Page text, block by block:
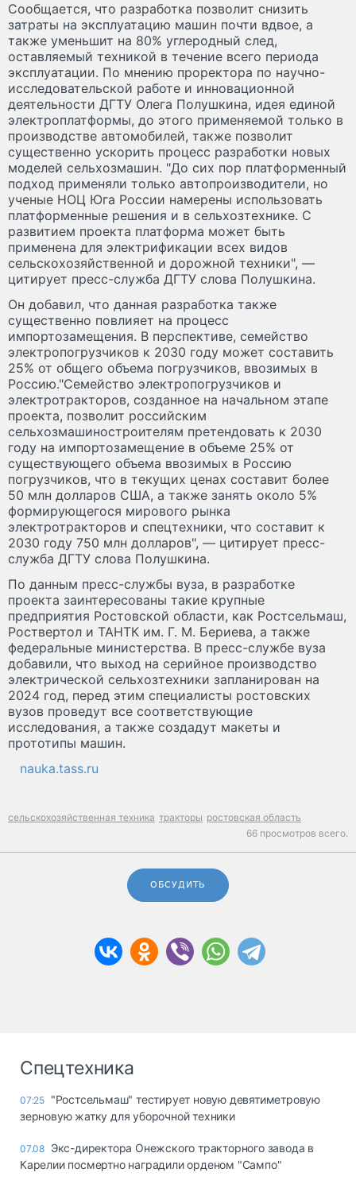
Сообщается, что разработка позволит снизить
затраты на эксплуатацию машин почти вдвое, а
также уменьшит на 80% углеродный след,
оставляемый техникой в течение всего периода
эксплуатации. По мнению проректора по научно-
исследовательской работе и инновационной
деятельности ДГТУ Олега Полушкина, идея единой
электроплатформы, до этого применяемой только в
производстве автомобилей, также позволит
существенно ускорить процесс разработки новых
моделей сельхозмашин. "До сих пор платформенный
подход применяли только автопроизводители, но
ученые НОЦ Юга России намерены использовать
платформенные решения и в сельхозтехнике. С
развитием проекта платформа может быть
применена для электрификации всех видов
сельскохозяйственной и дорожной техники", —
цитирует пресс-служба ДГТУ слова Полушкина.
Он добавил, что данная разработка также
существенно повлияет на процесс
импортозамещения. В перспективе, семейство
электропогрузчиков к 2030 году может составить
25% от общего объема погрузчиков, ввозимых в
Россию."Семейство электропогрузчиков и
электротракторов, созданное на начальном этапе
проекта, позволит российским
сельхозмашиностроителям претендовать к 2030
году на импортозамещение в объеме 25% от
существующего объема ввозимых в Россию
погрузчиков, что в текущих ценах составит более
50 млн долларов США, а также занять около 5%
формирующегося мирового рынка
электротракторов и спецтехники, что составит к
2030 году 750 млн долларов", — цитирует пресс-
служба ДГТУ слова Полушкина.
По данным пресс-службы вуза, в разработке
проекта заинтересованы такие крупные
предприятия Ростовской области, как Ростсельмаш,
Роствертол и ТАНТК им. Г. М. Бериева, а также
федеральные министерства. В пресс-службе вуза
добавили, что выход на серийное производство
электрической сельхозтехники запланирован на
2024 год, перед этим специалисты ростовских
вузов проведут все соответствующие
исследования, а также создадут макеты и
прототипы машин.
nauka.tass.ru
сельскохозяйственная техника тракторы ростовская область
66 просмотров всего.
ОБСУДИТЬ
Спецтехника
07:25 "Ростсельмаш" тестирует новую девятиметровую
зерновую жатку для уборочной техники
07.08 Экс-директора Онежского тракторного завода в
Карелии посмертно наградили орденом "Сампо"